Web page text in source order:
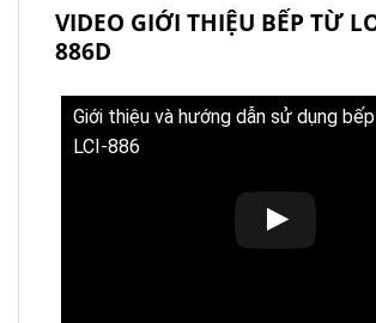
VIDEO GIỚI THIỆU BẾP TỪ
886D
Giới thiệu và hướng dẫn sử dụng
LCI-886